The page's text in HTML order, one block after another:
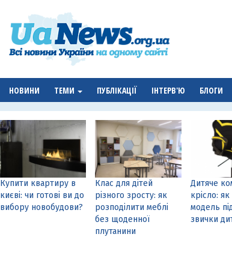
НОВИНИ ТЕМИ ПУБЛІКАЦІЇ ІНТЕРВ'Ю БЛОГИ
Купити квартиру в
києві: чи готові ви до
вибору новобудови?
Клас для дітей
різного зросту: як
розподілити меблі
без щоденної
плутанини
Дитяче
крісло:
модель
звички